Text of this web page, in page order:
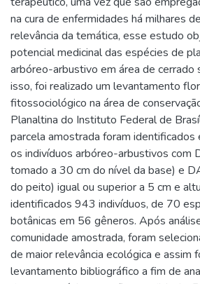
na cura de enfermidades há milhares
relevância da temática, esse estudo
potencial medicinal das espécies de
arbóreo-arbustivo em área de cerrado
isso, foi realizado um levantamento
fitossociológico na área de
Planaltina do Instituto Federal de
parcela amostrada foram
os indivíduos arbóreo-arbustivos com
tomado a 30 cm do nível da base) e
do peito) igual ou superior a 5 cm e
identificados 943 indivíduos, de 70
botânicas em 56 gêneros. Após
comunidade amostrada, foram
de maior relevância ecológica e assim
levantamento bibliográfico a fim de